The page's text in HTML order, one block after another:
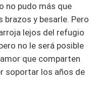
no pudo más que
brazos y besarle. Pero
lejos del refugio
no le será posible
que comparten
soportar los años de